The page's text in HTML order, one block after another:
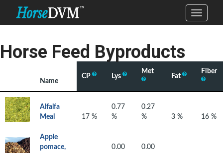
Horse Feed Byproducts
Name
CP Lys
Met
Fat
Fiber
Alfalfa
Meal
17 %
0.77
%
0.27
%
3 % 16 %
Apple
pomace,
0.00
0.00